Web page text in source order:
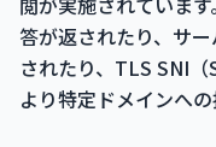
答が返されたり、サ
されたり、TLS SNI
より特定ドメインへ